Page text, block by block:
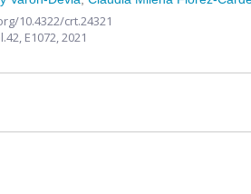
10.4322/crt.24321
E1072, 2021